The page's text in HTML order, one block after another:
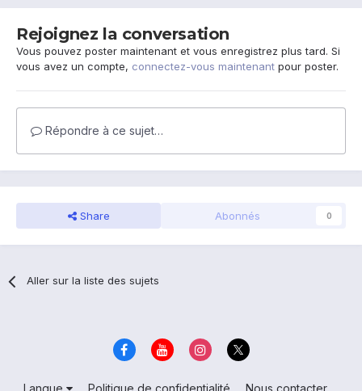
Rejoignez la conversation
Vous pouvez poster maintenant et vous enregistrez plus tard. Si
vous avez un compte, connectez-vous maintenant pour poster.
Répondre à ce sujet…
Share Abonnés 0
Aller sur la liste des sujets
Langue Politique de confidentialité Nous contacter